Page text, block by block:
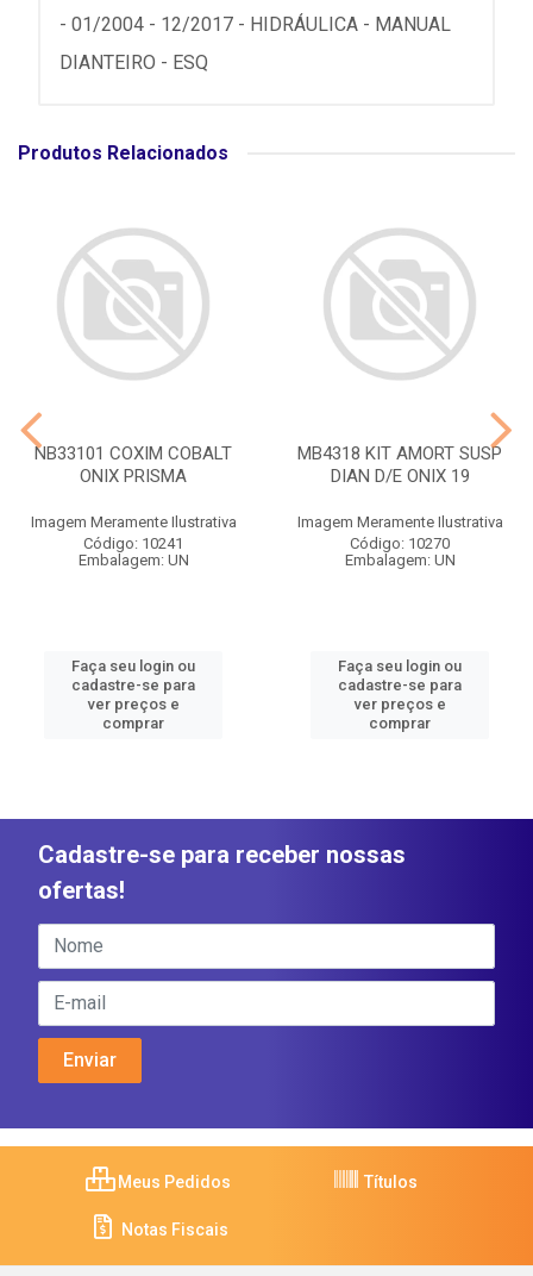
- 01/2004 - 12/2017 - HIDRÁULICA - MANUAL
DIANTEIRO - ESQ
Produtos Relacionados
NB33101 COXIM COBALT
ONIX PRISMA
Imagem Meramente Ilustrativa
Código: 10241
Embalagem: UN
Faça seu login ou
cadastre-se para
ver preços e
comprar
MB4318 KIT AMORT SUSP
DIAN D/E ONIX 19
Imagem Meramente Ilustrativa
Código: 10270
Embalagem: UN
Faça seu login ou
cadastre-se para
ver preços e
comprar
Cadastre-se para receber nossas
ofertas!
Meus Pedidos Títulos
Notas Fiscais